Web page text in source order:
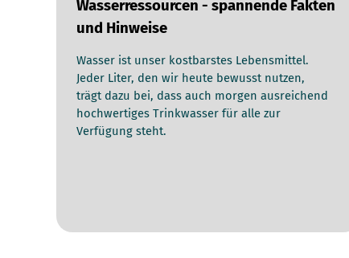
Wasserressourcen - spannende Fakten
und Hinweise
Wasser ist unser kostbarstes Lebensmittel.
Jeder Liter, den wir heute bewusst nutzen,
trägt dazu bei, dass auch morgen ausreichend
hochwertiges Trinkwasser für alle zur
Verfügung steht.